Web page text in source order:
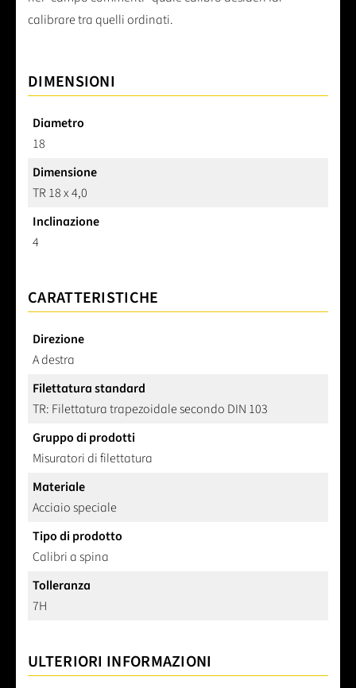
calibrare tra quelli ordinati.
DIMENSIONI
Diametro
18
Dimensione
TR 18 x 4,0
Inclinazione
4
CARATTERISTICHE
Direzione
A destra
Filettatura standard
TR: Filettatura trapezoidale secondo DIN 103
Gruppo di prodotti
Misuratori di filettatura
Materiale
Acciaio speciale
Tipo di prodotto
Calibri a spina
Tolleranza
7H
ULTERIORI INFORMAZIONI